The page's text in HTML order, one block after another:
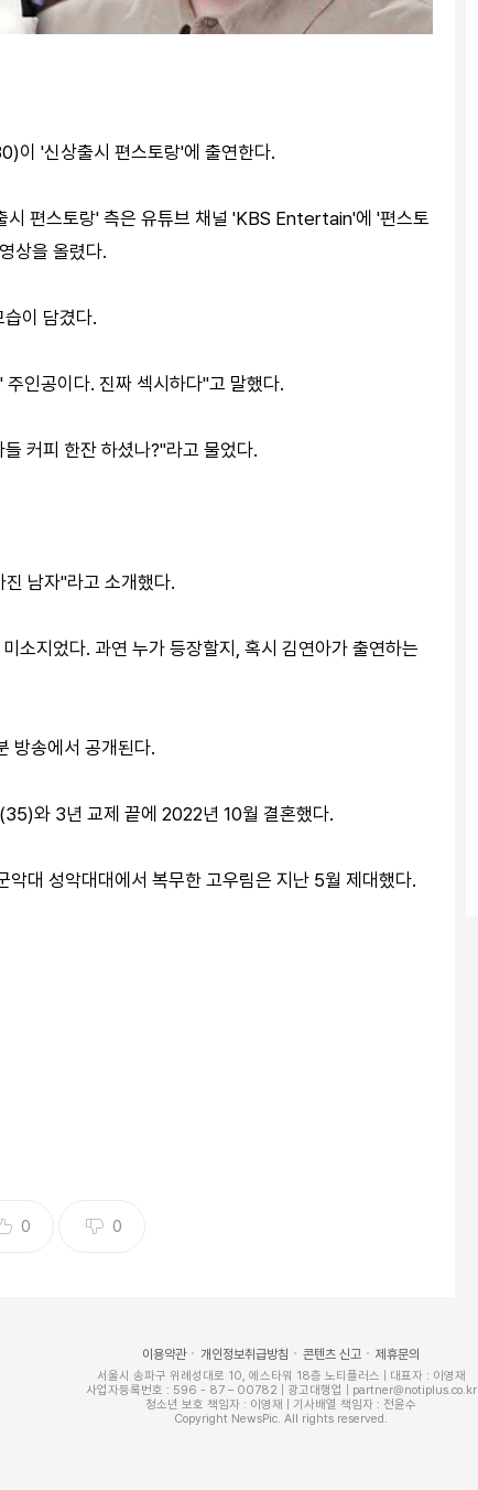
이 '신상출시 편스토랑'에 출연한다.
편스토랑' 측은 유튜브 채널 'KBS Entertain'에 '편스토
상을 올렸다.
이 담겼다.
인공이다. 진짜 섹시하다"고 말했다.
커피 한잔 하셨나?"라고 물었다.
남자"라고 소개했다.
소지었다. 과연 누가 등장할지, 혹시 김연아가 출연하는
방송에서 공개된다.
와 3년 교제 끝에 2022년 10월 결혼했다.
대 성악대대에서 복무한 고우림은 지난 5월 제대했다.
0 0
이용약관 개인정보취급방침 콘텐츠 신고 제휴문의
서울시 송파구 위례성대로 10, 에스타워 18층 노티플러스 | 대표자 : 이영재
사업자등록번호 : 596 - 87 – 00782 | 광고대행업 | partner@notiplus.co.kr
청소년 보호 책임자 : 이영재 | 기사배열 책임자 : 전윤수
Copyright NewsPic. All rights reserved.